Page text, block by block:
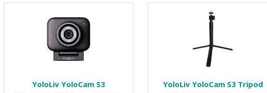
YoloLiv YoloCam S3 YoloLiv YoloCam S3 Tripod